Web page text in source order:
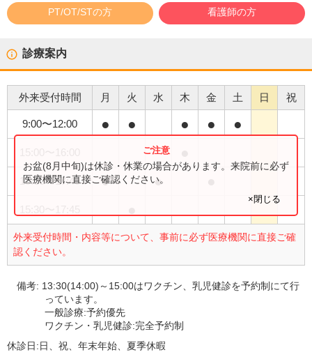
PT/OT/STの方 看護師の方
診療案内
外来受付時間 月 火 水 木 金 土 日 祝
9:00〜12:00 ● ● ● ● ●
15:00〜17:45 ● ●
外来受付時間・内容等について、事前に必ず医療機関に直接ご確
認ください。
お盆(8月中旬)は休診・休業の場合があります。来院前に必ず
医療機関に直接ご確認ください。
×閉じる
備考: 13:30(14:00)～15:00はワクチン、乳児健診を予約制にて行
っています。
一般診療:予約優先
ワクチン・乳児健診:完全予約制
休診日:日、祝、年末年始、夏季休暇